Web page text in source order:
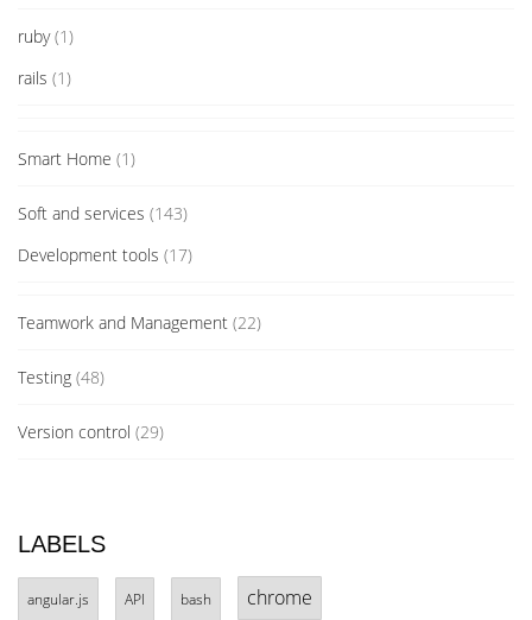
ruby(1)
rails (1)
Smart Home (1)
Soft and services (143)
Development tools (17)
Teamwork and Management (22)
Testing (48)
Version control (29)
LABELS
angular.js API bash chrome